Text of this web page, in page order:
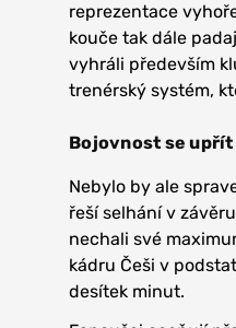
reprezentace
kouče tak dále
vyhráli především
trenérský systém,
Bojovnost se upřít
Nebylo by ale
řeší selhání v
nechali své
kádru Češi v
desítek minut.